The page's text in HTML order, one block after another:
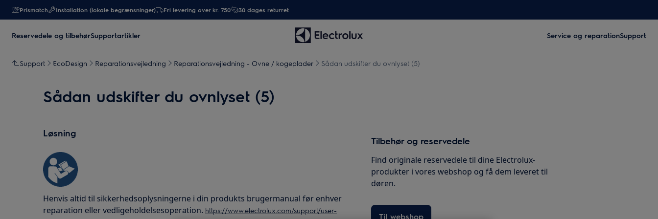
Prismatch Installation (lokale begrænsninger) Fri levering over kr. 750 30 dages returret
Reservedele og tilbehørSupportartikler Service og reparationSupport
Support EcoDesign Reparationsvejledning Reparationsvejledning - Ovne / kogeplader Sådan udskifter du ovnlyset (5)
Sådan udskifter du ovnlyset (5)
Løsning
Henvis altid til sikkerhedsoplysningerne i din produkts brugermanual før enhver
reparation eller vedligeholdelsesoperation. https://www.electrolux.com/support/user-
Tilbehør og reservedele
Find originale reservedele til dine Electrolux-
produkter i vores webshop og få dem leveret til
døren.
Til webshop